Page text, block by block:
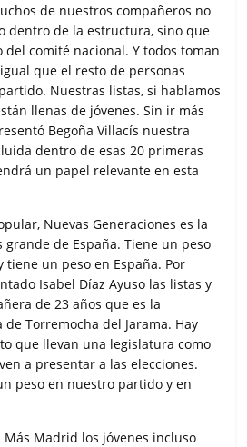
de nuestros compañeros no
dentro de la estructura, sino que
comité nacional. Y todos toman
que el resto de personas
Nuestras listas, si hablamos
llenas de jóvenes. Sin ir más
Begoña Villacís nuestra
dentro de esas 20 primeras
un papel relevante en esta
Nuevas Generaciones es la
de España. Tiene un peso
tiene un peso en España. Por
Isabel Díaz Ayuso las listas y
de 23 años que es la
Torremocha del Jarama. Hay
que llevan una legislatura como
a presentar a las elecciones.
peso en nuestro partido y en
Madrid los jóvenes incluso